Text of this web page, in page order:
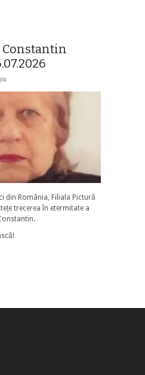
Constantin
din România, Filiala Pictură
trecerea în etermitate a